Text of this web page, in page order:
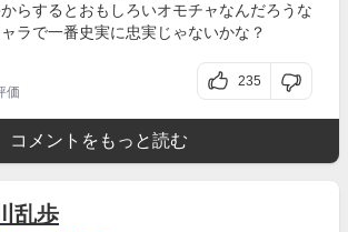
らするとおもしろいオモチャなんだろうな
ラで一番史実に忠実じゃないかな？
価
235
コメントをもっと読む
乱歩